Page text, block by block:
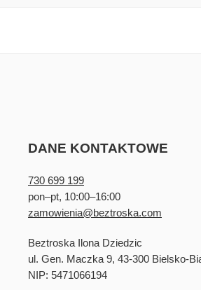
DANE KONTAKTOWE
730 699 199
pon–pt, 10:00–16:00
zamowienia@beztroska.com
Beztroska Ilona Dziedzic
ul. Gen. Maczka 9, 43-300 Bielsko-
NIP: 5471066194